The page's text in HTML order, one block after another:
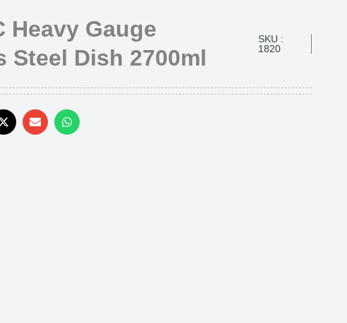
Heavy Gauge
Steel Dish 2700ml
SKU :
1820